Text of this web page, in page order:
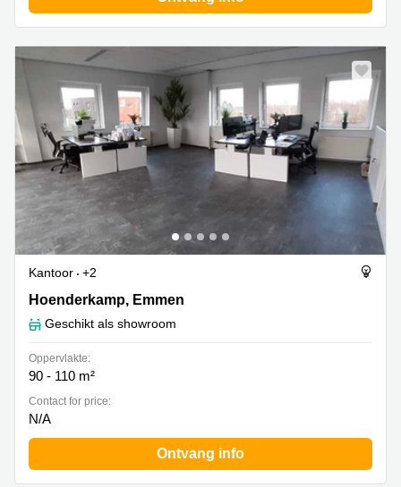
Arnhem
Kantoorruimte
in Arnhem
Coworking
space
Hilversum
Coworking
space
Zwolle
Coworking
Haarlem
Huren
in
Huren in
Nijmegen
Kantoor
+2
Hoenderkamp 20, Emmen
Hoenderkamp, Emmen
Geschikt als showroom
Oppervlakte:
90 - 110 m²
Contact for price:
N/A
Ontvang info